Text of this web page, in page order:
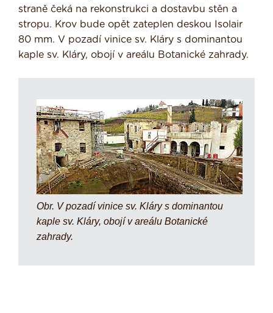
straně čeká na rekonstrukci a dostavbu stěn a
stropu. Krov bude opět zateplen deskou Isolair
80 mm. V pozadí vinice sv. Kláry s dominantou
kaple sv. Kláry, obojí v areálu Botanické zahrady.
Obr. V pozadí vinice sv. Kláry s dominantou
kaple sv. Kláry, obojí v areálu Botanické
zahrady.